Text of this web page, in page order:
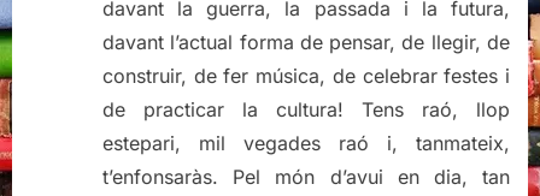
davant la guerra, la passada i la futura,
davant l’actual forma de pensar, de llegir, de
construir, de fer música, de celebrar festes i
de practicar la cultura! Tens raó, llop
estepari, mil vegades raó i, tanmateix,
t’enfonsaràs. Pel món d’avui en dia, tan